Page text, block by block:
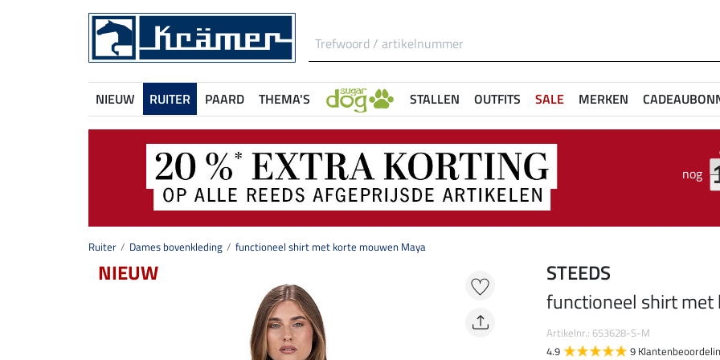
NIEUW RUITER PAARD THEMA'S STALLEN OUTFITS SALE MERKEN
nog
Ruiter Dames bovenkleding functioneel shirt met korte mouwen Maya
NIEUW
STEEDS
functioneel shirt
Artikelnr.: 653628-S-M
4.9
9